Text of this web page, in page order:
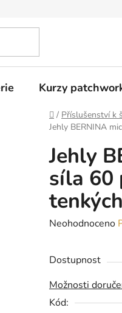
Kurzy
Domů
/ Příslušenství k
Jehly BERNINA
Jehly
síla 60
Průměrné
produktu
0,0
z
Neohodnoceno
Dostupnost
Možnosti
Kód: